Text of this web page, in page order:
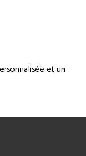
et un